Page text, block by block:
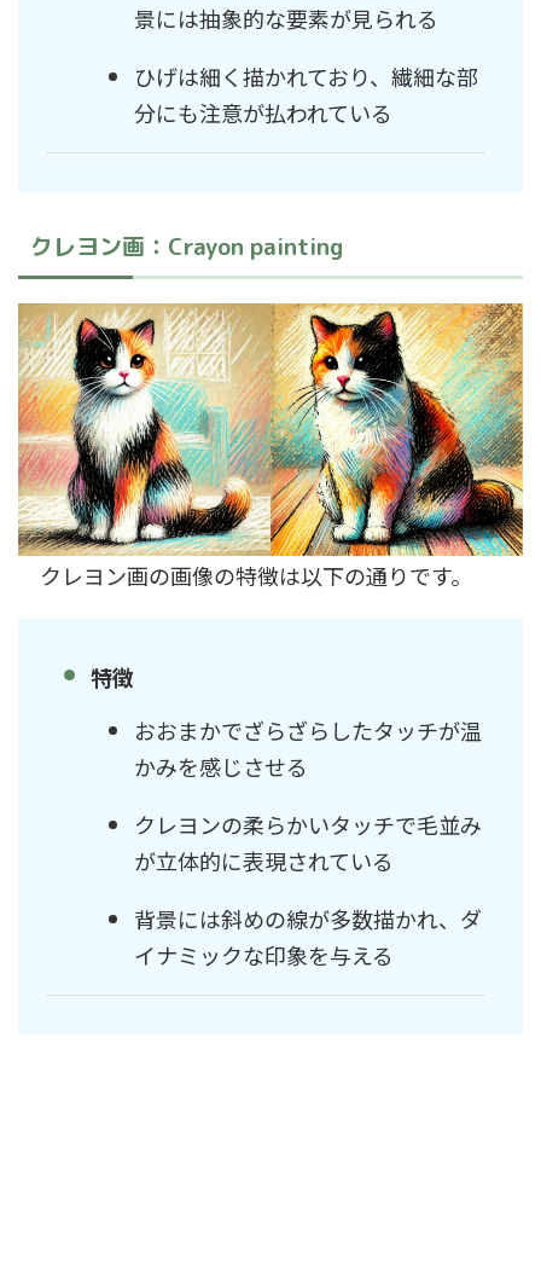
景には抽象的な要素が見られる
ひげは細く描かれており、繊細な部
分にも注意が払われている
クレヨン画：Crayon painting
クレヨン画の画像の特徴は以下の通りです。
特徴
おおまかでざらざらしたタッチが温
かみを感じさせる
クレヨンの柔らかいタッチで毛並み
が立体的に表現されている
背景には斜めの線が多数描かれ、ダ
イナミックな印象を与える